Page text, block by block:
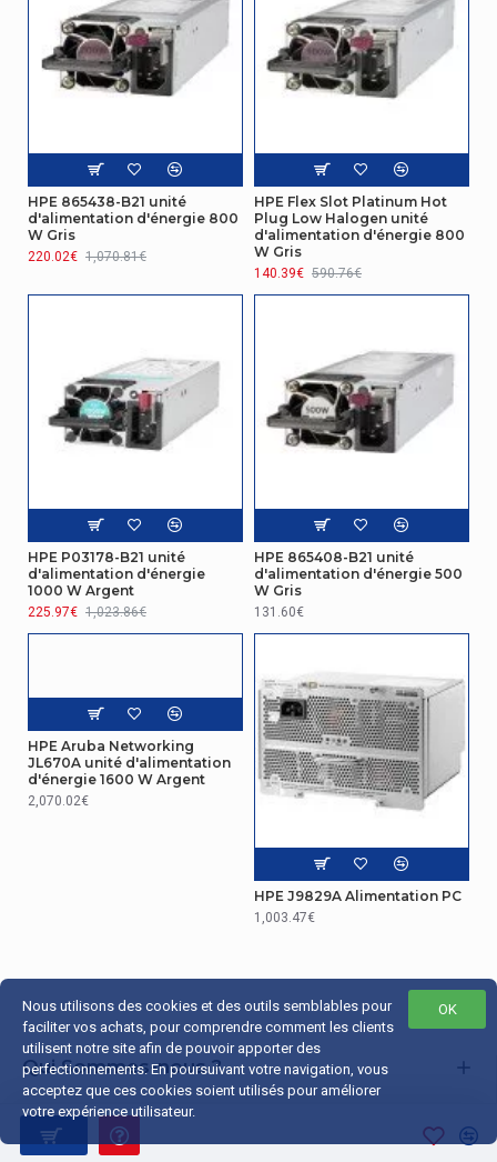
HPE 865438-B21 unité
d'alimentation d'énergie 800
W Gris
220.02€ 1,070.81€
HPE Flex Slot Platinum Hot
Plug Low Halogen unité
d'alimentation d'énergie 800
W Gris
140.39€ 590.76€
HPE P03178-B21 unité
d'alimentation d'énergie
1000 W Argent
225.97€ 1,023.86€
HPE 865408-B21 unité
d'alimentation d'énergie 500
W Gris
131.60€
HPE Aruba Networking
JL670A unité d'alimentation
d'énergie 1600 W Argent
2,070.02€
HPE J9829A Alimentation PC
1,003.47€
Qui Sommes-nous ?
Liens Utiles
OK
Nous utilisons des cookies et des outils semblables pour
faciliter vos achats, pour comprendre comment les clients
utilisent notre site afin de pouvoir apporter des
perfectionnements. En poursuivant votre navigation, vous
acceptez que ces cookies soient utilisés pour améliorer
votre expérience utilisateur.